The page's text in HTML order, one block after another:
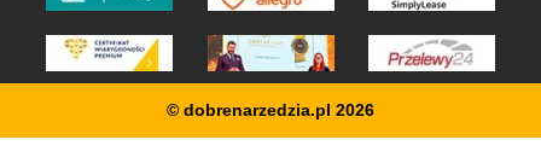
© dobrenarzedzia.pl 2026